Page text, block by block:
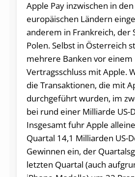
Apple Pay inzwischen in
europäischen Ländern
anderem in Frankreich, der
Polen. Selbst in Österreich
mehrere Banken vor einem
Vertragsschluss mit Apple.
die Transaktionen, die mit
durchgeführt wurden, im
bei rund einer Milliarde US-
Insgesamt fuhr Apple
Quartal 14,1 Milliarden US-
Gewinnen ein, der
letzten Quartal (auch